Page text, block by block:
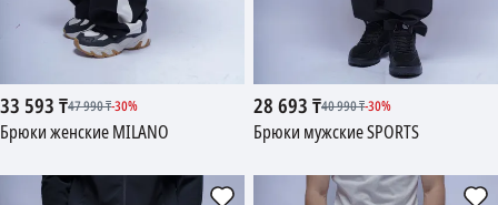
33 593₸47 990₸-30%
Брюки женские MILANO
28 693₸40 990₸-30%
Брюки мужские SPORTS